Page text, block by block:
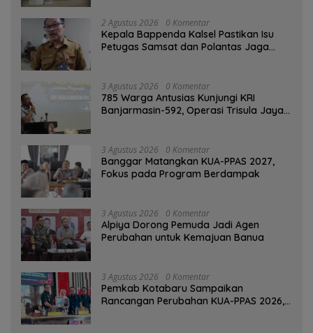
2 Agustus 2026 0 Komentar
Kepala Bappenda Kalsel Pastikan Isu
Petugas Samsat dan Polantas Jaga
3 Agustus 2026 0 Komentar
785 Warga Antusias Kunjungi KRI
Banjarmasin-592, Operasi Trisula Jaya
3 Agustus 2026 0 Komentar
‎Banggar Matangkan KUA-PPAS 2027,
Fokus pada Program Berdampak
3 Agustus 2026 0 Komentar
‎Alpiya Dorong Pemuda Jadi Agen
Perubahan untuk Kemajuan Banua ‎
3 Agustus 2026 0 Komentar
Pemkab Kotabaru Sampaikan
Rancangan Perubahan KUA-PPAS 2026,